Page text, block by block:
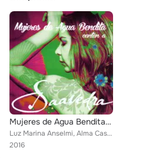
Mujeres de Agua Bendita Cantan a Saavedra
Luz Marina Anselmi, Alma Castellanos, María Isabel Saavedra, María Elvira Escandón, Albita Rodriguez, Marcela Cárdenas, Anabella...
2016